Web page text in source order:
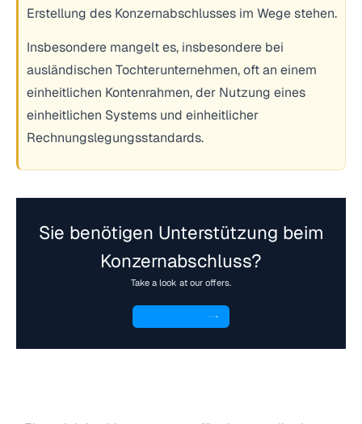
Erstellung des Konzernabschlusses im Wege stehen.
Insbesondere mangelt es, insbesondere bei
ausländischen Tochterunternehmen, oft an einem
einheitlichen Kontenrahmen, der Nutzung eines
einheitlichen Systems und einheitlicher
Rechnungslegungsstandards.
Sie benötigen Unterstützung beim
Konzernabschluss?
Take a look at our offers.